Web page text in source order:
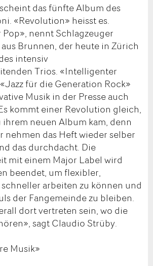
das fünfte Album des
«Revolution» heisst es.
nennt Schlagzeuger
Brunnen, der heute in Zürich
intensiv
Trios. «Intelligenter
für die Generation Rock»
Musik in der Presse auch
kommt einer Revolution gleich,
ihrem neuen Album kam, denn
nehmen das Heft wieder selber
das durchdacht. Die
mit einem Major Label wird
beendet, um flexibler,
arbeiten zu können und
der Fangemeinde zu bleiben.
dort vertreten sein, wo die
sagt Claudio Strüby.
Musik»